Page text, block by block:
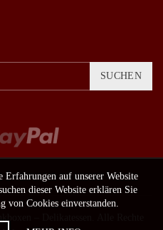
SUCHEN
auf unserer Website
dieser Website erklären Sie
von Cookies einverstanden.